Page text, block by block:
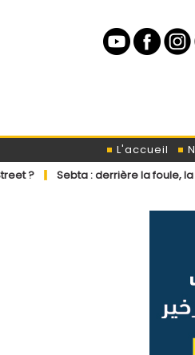
L'accueil
: derrière la foule, la piste d’une